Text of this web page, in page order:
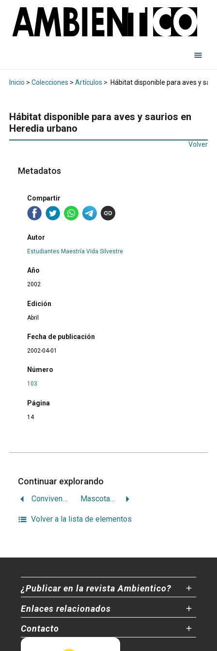
Inicio > Colecciones > Artículos > Hábitat disponible para aves y
Hábitat disponible para aves y saurios en
Heredia urbano
Volver
Metadatos
Compartir
Autor
Estudiantes Maestría Vida Silvestre
Año
2002
Edición
Abril
Fecha de publicación
2002-04-01
Número
103
Página
14
Continuar explorando
Convivencia con murciélagos en Costa Rica Mascotas silvestres en hogares ticos. Percepciones, actitudes y conocimientos
Volver a la lista de elementos
¿Publicar en la revista Ambientico?
Enlaces relacionados
Contacto